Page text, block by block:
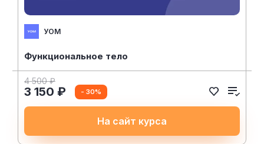
УОМ
Функциональное тело
4 500 ₽
3 150 ₽ - 30%
На сайт курса